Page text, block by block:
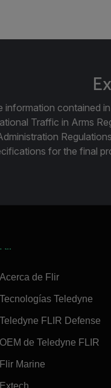
information contained
Traffic in Arms
for the final
Flir
Acerca de Flir
Tecnologías Teledyne
Teledyne FLIR Defense
OEM de Teledyne FLIR
Flir Marine
Extech